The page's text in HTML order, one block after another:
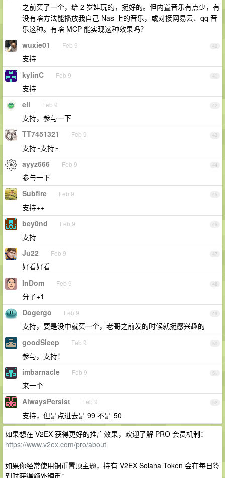
之前买了一个，给 2 岁娃玩的，挺好的。但内置音乐有点少，有
没有啥方法能播放我自己 Nas 上的音乐，或对接网易云、qq 音
乐这种。有啥 MCP 能实现这种效果吗？
40
wuxie01 Feb 9
支持
41
kylinC Feb 9
支持
42
eii Feb 9
支持，参与一下
43
TT7451321 Feb 9
支持~支持~
44
ayyz666 Feb 9
参与一下
45
Subfire Feb 9
支持++
46
bey0nd Feb 9
支持
47
Ju22 Feb 9
好看好看
48
InDom Feb 9
分子+1
49
Dogergo Feb 9
支持，要是没中就买一个，老哥之前发的时候就挺感兴趣的
50
goodSleep Feb 9
参与，支持！
51
imbarnacle Feb 9
来一个
52
AlwaysPersist Feb 9
支持，但是点进去是 99 不是 50
如果想在 V2EX 获得更好的推广效果，欢迎了解 PRO 会员机制：
https://www.v2ex.com/pro/about
如果你经常使用铜币置顶主题，持有 V2EX Solana Token 会在每日签
到时获得额外铜币：